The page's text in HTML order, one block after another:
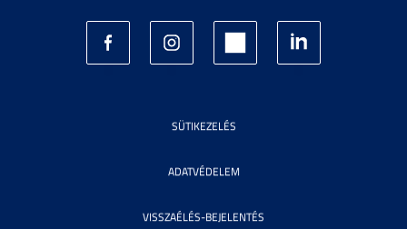
SÜTIKEZELÉS
ADATVÉDELEM
VISSZAÉLÉS-BEJELENTÉS